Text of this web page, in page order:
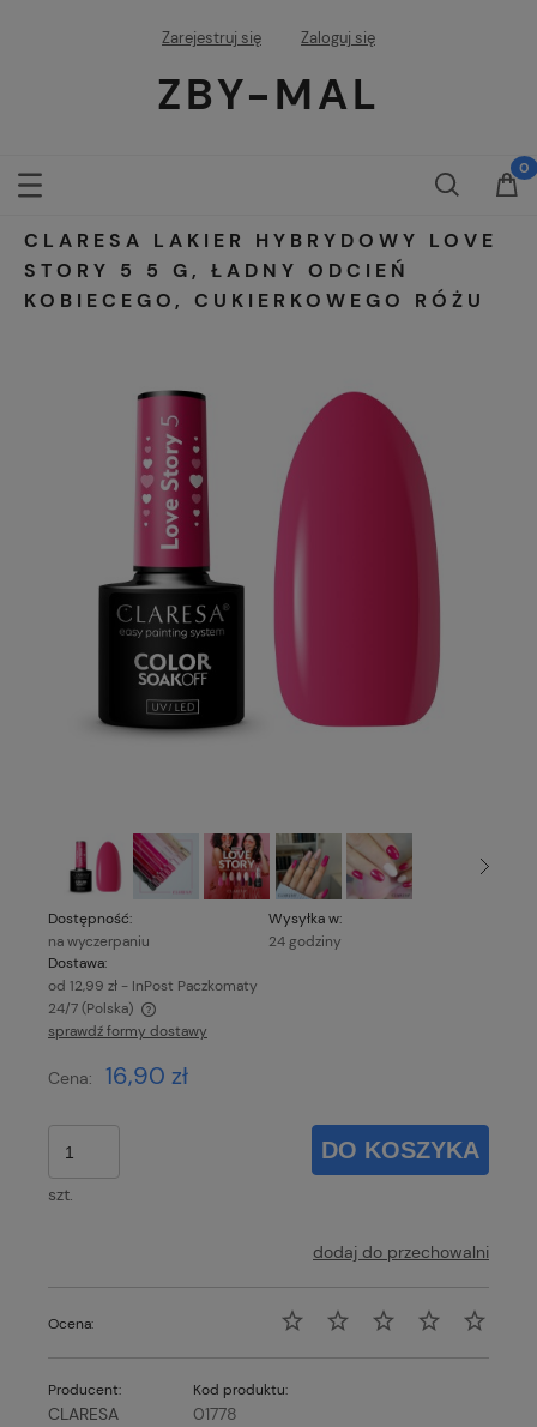
Zarejestruj się Zaloguj się
ZBY-MAL
CLARESA LAKIER HYBRYDOWY LOVE
STORY 5 5 G, ŁADNY ODCIEŃ
KOBIECEGO, CUKIERKOWEGO RÓŻU
Dostępność:
na wyczerpaniu
Wysyłka w:
24 godziny
Dostawa:
od 12,99 zł - InPost Paczkomaty
24/7(Polska)
Cena nie zawiera ewentualnych kosztów płatności
sprawdź formy dostawy
Cena: 16,90 zł
szt.
DO KOSZYKA
dodaj do przechowalni
Ocena:
Producent:
CLARESA
Kod produktu:
01778